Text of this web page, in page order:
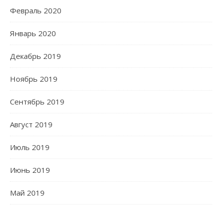
Февраль 2020
Январь 2020
Декабрь 2019
Ноябрь 2019
Сентябрь 2019
Август 2019
Июль 2019
Июнь 2019
Май 2019